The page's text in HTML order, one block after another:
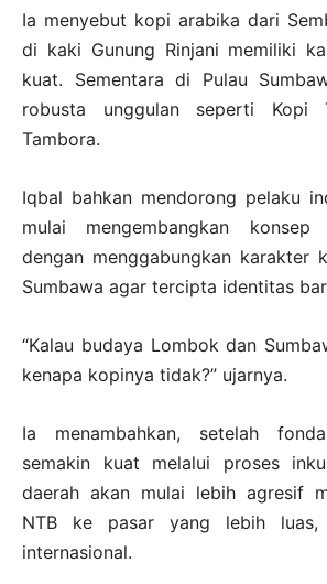
Ia menyebut kopi arabika dari
di kaki Gunung Rinjani memiliki
kuat. Sementara di Pulau
robusta unggulan seperti Kopi
Tambora.
Iqbal bahkan mendorong pelaku
mulai mengembangkan
dengan menggabungkan karakter
Sumbawa agar tercipta identitas
“Kalau budaya Lombok dan
kenapa kopinya tidak?” ujarnya.
Ia menambahkan, setelah
semakin kuat melalui proses
daerah akan mulai lebih agresif
NTB ke pasar yang lebih luas,
internasional.